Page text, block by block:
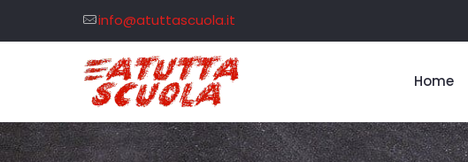
info@atuttascuola.it
Home